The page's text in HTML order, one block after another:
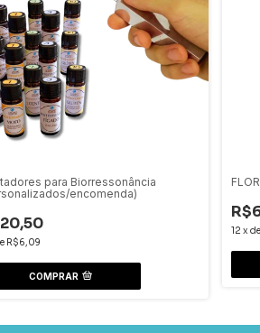
para Biorressonância
encomenda)
R$6,09
COMPRAR
12 x de